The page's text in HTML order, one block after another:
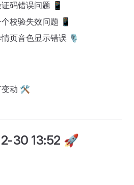
码错误问题 📱
校验失效问题 📱
页音色显示错误 🎙️
变动 🛠️
30 13:52 🚀